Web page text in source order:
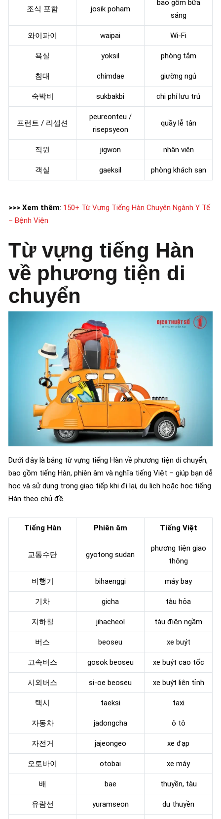
조식 포함 josik poham
bao gồm bữa
sáng
와이파이 waipai Wi-Fi
욕실 yoksil phòng tắm
침대 chimdae giường ngủ
숙박비 sukbakbi chi phí lưu trú
프런트 / 리셉션
peureonteu /
risepsyeon
quầy lễ tân
직원 jigwon nhân viên
객실 gaeksil phòng khách sạn
>>> Xem thêm: 150+ Từ Vựng Tiếng Hàn Chuyên Ngành Y Tế
– Bệnh Viện
Từ vựng tiếng Hàn
về phương tiện di
chuyển
Dưới đây là bảng từ vựng tiếng Hàn về phương tiện di chuyển,
bao gồm tiếng Hàn, phiên âm và nghĩa tiếng Việt – giúp bạn dễ
học và sử dụng trong giao tiếp khi đi lại, du lịch hoặc học tiếng
Hàn theo chủ đề.
Tiếng Hàn Phiên âm Tiếng Việt
교통수단 gyotong sudan
phương tiện giao
thông
비행기 bihaenggi máy bay
기차 gicha tàu hỏa
지하철 jihacheol tàu điện ngầm
버스 beoseu xe buýt
고속버스 gosok beoseu xe buýt cao tốc
시외버스 si-oe beoseu xe buýt liên tỉnh
택시 taeksi taxi
자동차 jadongcha ô tô
자전거 jajeongeo xe đạp
오토바이 otobai xe máy
배 bae thuyền, tàu
유람선 yuramseon du thuyền